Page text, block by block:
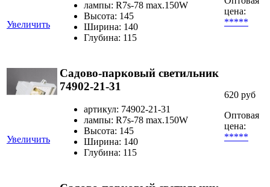
Увеличить
лампы: R7s-78 max.150W
Высота: 145
Ширина: 140
Глубина: 115
цена:
*****
Увеличить
Садово-парковый светильник
74902-21-31
артикул: 74902-21-31
лампы: R7s-78 max.150W
Высота: 145
Ширина: 140
Глубина: 115
620 руб
Оптовая
цена:
*****